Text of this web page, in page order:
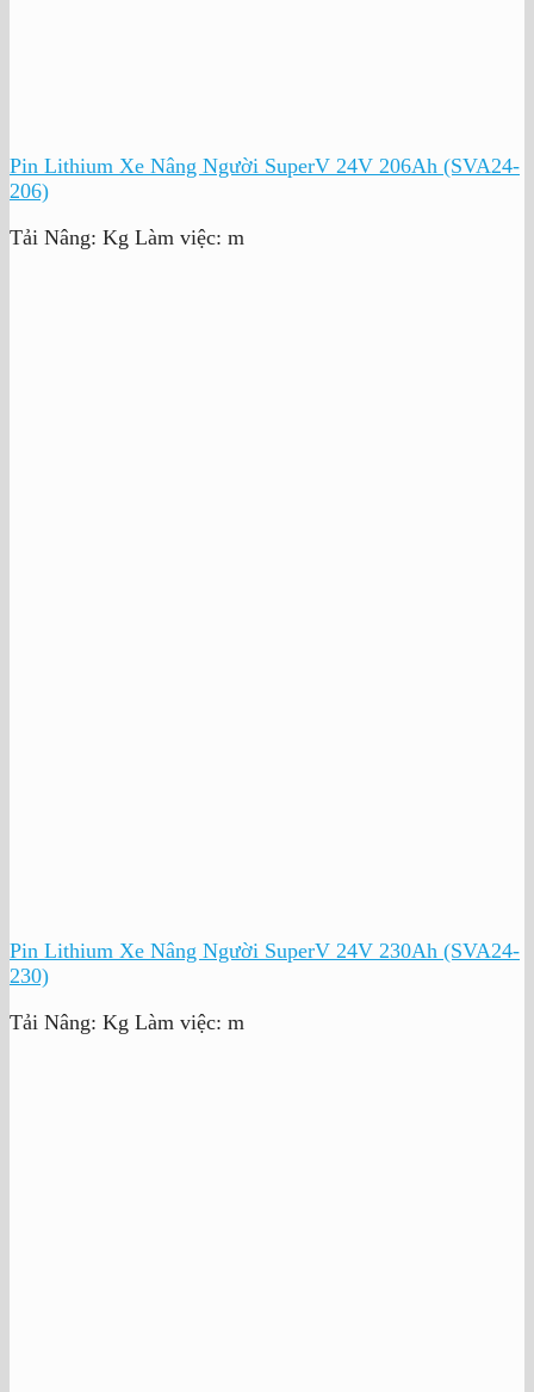
Pin Lithium Xe Nâng Người SuperV 24V 206Ah (SVA24-
206)
Tải Nâng: Kg Làm việc: m
Pin Lithium Xe Nâng Người SuperV 24V 230Ah (SVA24-
230)
Tải Nâng: Kg Làm việc: m